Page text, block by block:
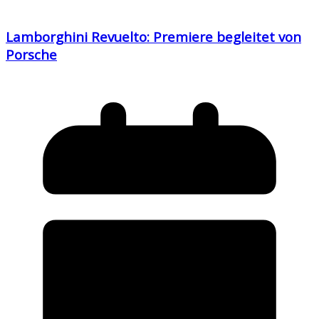
Lamborghini Revuelto: Premiere begleitet von
Porsche